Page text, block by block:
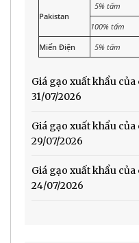
Pakistan
5% tấm
100% tấm
Miến Điện
5% tấm
Giá gạo xuất khẩu
31/07/2026
Giá gạo xuất khẩu
29/07/2026
Giá gạo xuất khẩu
24/07/2026